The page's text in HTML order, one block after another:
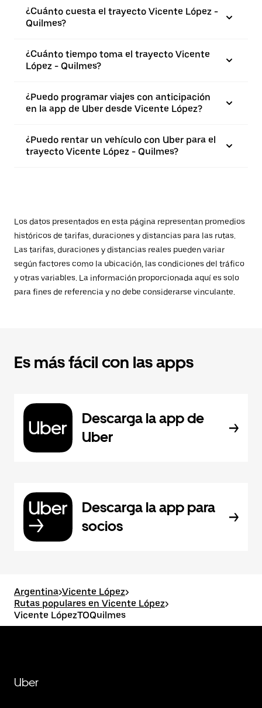
¿Cuánto cuesta el trayecto Vicente López -
Quilmes?
¿Cuánto tiempo toma el trayecto Vicente
López - Quilmes?
¿Puedo programar viajes con anticipación
en la app de Uber desde Vicente López?
¿Puedo rentar un vehículo con Uber para el
trayecto Vicente López - Quilmes?
Los datos presentados en esta página representan promedios
históricos de tarifas, duraciones y distancias para las rutas.
Las tarifas, duraciones y distancias reales pueden variar
según factores como la ubicación, las condiciones del tráfico
y otras variables. La información proporcionada aquí es solo
para fines de referencia y no debe considerarse vinculante.
Es más fácil con las apps
Descarga la app de
Uber
Descarga la app para
socios
Argentina>Vicente López>
Rutas populares en Vicente López>
Vicente LópezTOQuilmes
Uber